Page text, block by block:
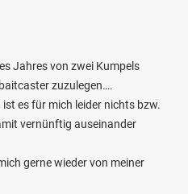
Jahres von zwei Kumpels
zuzulegen….
es für mich leider nichts bzw.
vernünftig auseinander
gerne wieder von meiner